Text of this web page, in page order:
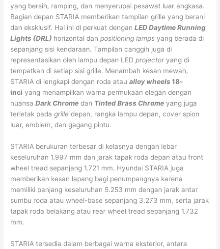
yang bersih, ramping, dan menyerupai pesawat luar angkasa.
Bagian depan STARIA memberikan tampilan grille yang berani
dan eksklusif. Hal ini di perkuat denganLED Daytime Running
Lights (DRL) horizontal danpositioning lampsyang berada di
sepanjang sisi kendaraan. Tampilan canggih juga di
representasikan oleh lampu depan LEDprojectoryang di
tempatkan di setiap sisi grille. Menambah kesan mewah,
STARIA di lengkapi dengan roda ataualloy wheels 18-
inci yang menampilkan warna permukaan elegan dengan
nuansaDark Chrome dan Tinted Brass Chrome yang juga
terletak padagrille depan, rangka lampu depan, cover spion
luar, emblem, dan gagang pintu.
STARIA berukuran terbesar di kelasnya dengan lebar
keseluruhan 1.997 mm dan jarak tapak roda depan atau front
wheel tread sepanjang 1.721 mm. Hyundai STARIA juga
memberikan kesan lapang bagi penumpangnya karena
memiliki panjang keseluruhan 5.253 mm dengan jarak antar
sumbu roda atau wheel-base sepanjang 3.273 mm, serta jarak
tapak roda belakang atau rear wheel tread sepanjang 1.732
mm.
STARIA tersedia dalam berbagai warna eksterior, antara